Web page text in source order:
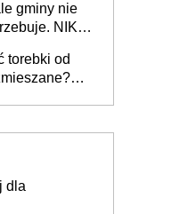
gminy nie
NIK
torebki od
dla